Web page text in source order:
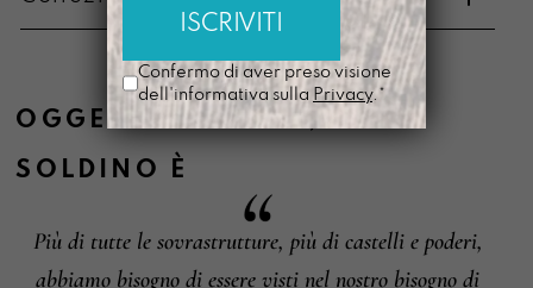
Metodi di pagamento
Informazioni su cambi e resi
OGGETTO DI CURA
SOLDINO
È
Più di tutte le sovrastrutture, più di castelli e poderi,
abbiamo bisogno di essere visti nel nostro bisogno di
Confermo di aver preso visione
dell'informativa sulla Privacy.*